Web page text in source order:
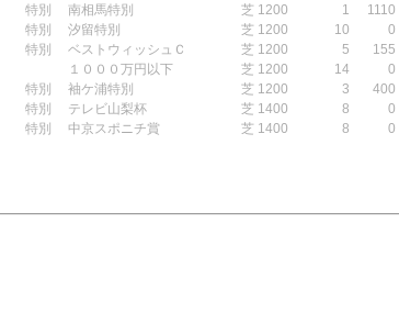
特別 南相馬特別 芝 1200 1 1110
特別 汐留特別 芝 1200 10 0
特別 ベストウィッシュＣ 芝 1200 5 155
１０００万円以下 芝 1200 14 0
特別 袖ケ浦特別 芝 1200 3 400
特別 テレビ山梨杯 芝 1400 8 0
特別 中京スポニチ賞 芝 1400 8 0